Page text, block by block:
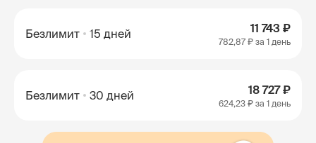
Безлимит 15 дней 11 743 ₽
782,87 ₽ за 1 день
Безлимит 30 дней 18 727 ₽
624,23 ₽ за 1 день